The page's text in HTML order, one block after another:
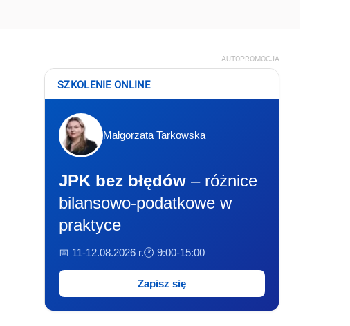
AUTOPROMOCJA
SZKOLENIE ONLINE
Małgorzata Tarkowska
JPK bez błędów – różnice
bilansowo-podatkowe w
praktyce
📅 11-12.08.2026 r.🕐 9:00-15:00
Zapisz się